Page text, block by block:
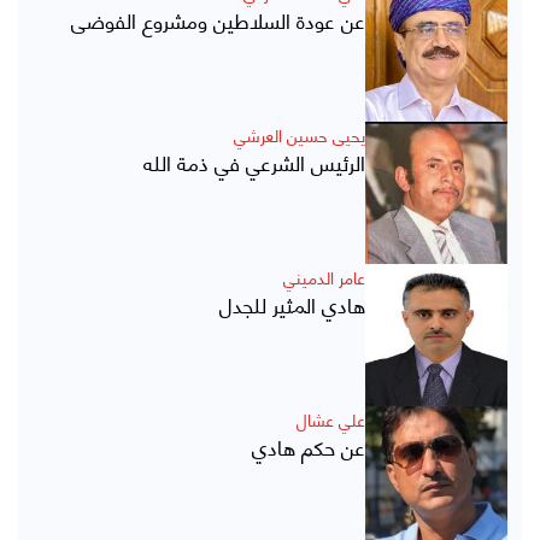
عن عودة السلاطين ومشروع الفوضى
يحيى حسين العرشي
الرئيس الشرعي في ذمة الله
عامر الدميني
هادي المثير للجدل
علي عشال
عن حكم هادي